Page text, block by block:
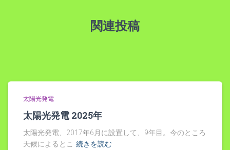
関連投稿
太陽光発電
太陽光発電 2025年
太陽光発電、2017年6月に設置して、9年目。今のところ
天候によるとこ 続きを読む